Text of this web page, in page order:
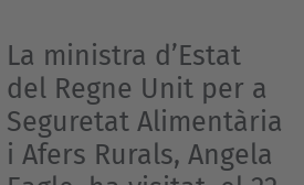
La ministra d’Estat
del Regne Unit per a
Seguretat Alimentària
i Afers Rurals, Angela